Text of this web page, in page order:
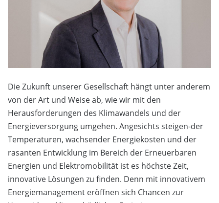
Die Zukunft unserer Gesellschaft hängt unter anderem
von der Art und Weise ab, wie wir mit den
Herausforderungen des Klimawandels und der
Energieversorgung umgehen. Angesichts steigen-der
Temperaturen, wachsender Energiekosten und der
rasanten Entwicklung im Bereich der Erneuerbaren
Energien und Elektromobilität ist es höchste Zeit,
innovative Lösungen zu finden. Denn mit innovativem
Energiemanagement eröffnen sich Chancen zur